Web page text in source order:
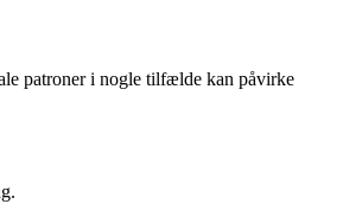
patroner i nogle tilfælde kan påvirke